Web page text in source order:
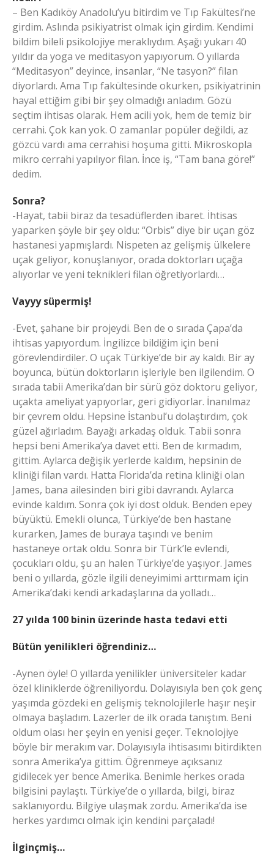
– Ben Kadıköy Anadolu’yu bitirdim ve Tıp Fakültesi’ne
girdim. Aslında psikiyatrist olmak için girdim. Kendimi
bildim bileli psikolojiye meraklıydım. Aşağı yukarı 40
yıldır da yoga ve meditasyon yapıyorum. O yıllarda
“Meditasyon” deyince, insanlar, “Ne tasyon?” filan
diyorlardı. Ama Tıp fakültesinde okurken, psikiyatrinin
hayal ettiğim gibi bir şey olmadığı anladım. Gözü
seçtim ihtisas olarak. Hem acili yok, hem de temiz bir
cerrahi. Çok kan yok. O zamanlar popüler değildi, az
gözcü vardı ama cerrahisi hoşuma gitti. Mikroskopla
mikro cerrahi yapılıyor filan. İnce iş, “Tam bana göre!”
dedim.
Sonra?
-Hayat, tabii biraz da tesadüflerden ibaret. İhtisas
yaparken şöyle bir şey oldu: “Orbis” diye bir uçan göz
hastanesi yapmışlardı. Nispeten az gelişmiş ülkelere
uçak geliyor, konuşlanıyor, orada doktorları uçağa
alıyorlar ve yeni teknikleri filan öğretiyorlardı…
Vayyy süpermiş!
-Evet, şahane bir projeydi. Ben de o sırada Çapa’da
ihtisas yapıyordum. İngilizce bildiğim için beni
görevlendirdiler. O uçak Türkiye’de bir ay kaldı. Bir ay
boyunca, bütün doktorların işleriyle ben ilgilendim. O
sırada tabii Amerika’dan bir sürü göz doktoru geliyor,
uçakta ameliyat yapıyorlar, geri gidiyorlar. İnanılmaz
bir çevrem oldu. Hepsine İstanbul’u dolaştırdım, çok
güzel ağırladım. Bayağı arkadaş olduk. Tabii sonra
hepsi beni Amerika’ya davet etti. Ben de kırmadım,
gittim. Aylarca değişik yerlerde kaldım, hepsinin de
kliniği filan vardı. Hatta Florida’da retina kliniği olan
James, bana ailesinden biri gibi davrandı. Aylarca
evinde kaldım. Sonra çok iyi dost olduk. Benden epey
büyüktü. Emekli olunca, Türkiye’de ben hastane
kurarken, James de buraya taşındı ve benim
hastaneye ortak oldu. Sonra bir Türk’le evlendi,
çocukları oldu, şu an halen Türkiye’de yaşıyor. James
beni o yıllarda, gözle ilgili deneyimimi arttırmam için
Amerika’daki kendi arkadaşlarına da yolladı…
27 yılda 100 binin üzerinde hasta tedavi etti
Bütün yenilikleri öğrendiniz…
-Aynen öyle! O yıllarda yenilikler üniversiteler kadar
özel kliniklerde öğreniliyordu. Dolayısıyla ben çok genç
yaşımda gözdeki en gelişmiş teknolojilerle haşır neşir
olmaya başladım. Lazerler de ilk orada tanıştım. Beni
oldum olası her şeyin en yenisi geçer. Teknolojiye
böyle bir merakım var. Dolayısıyla ihtisasımı bitirdikten
sonra Amerika’ya gittim. Öğrenmeye açıksanız
gidilecek yer bence Amerika. Benimle herkes orada
bilgisini paylaştı. Türkiye’de o yıllarda, bilgi, biraz
saklanıyordu. Bilgiye ulaşmak zordu. Amerika’da ise
herkes yardımcı olmak için kendini parçaladı!
İlginçmiş…